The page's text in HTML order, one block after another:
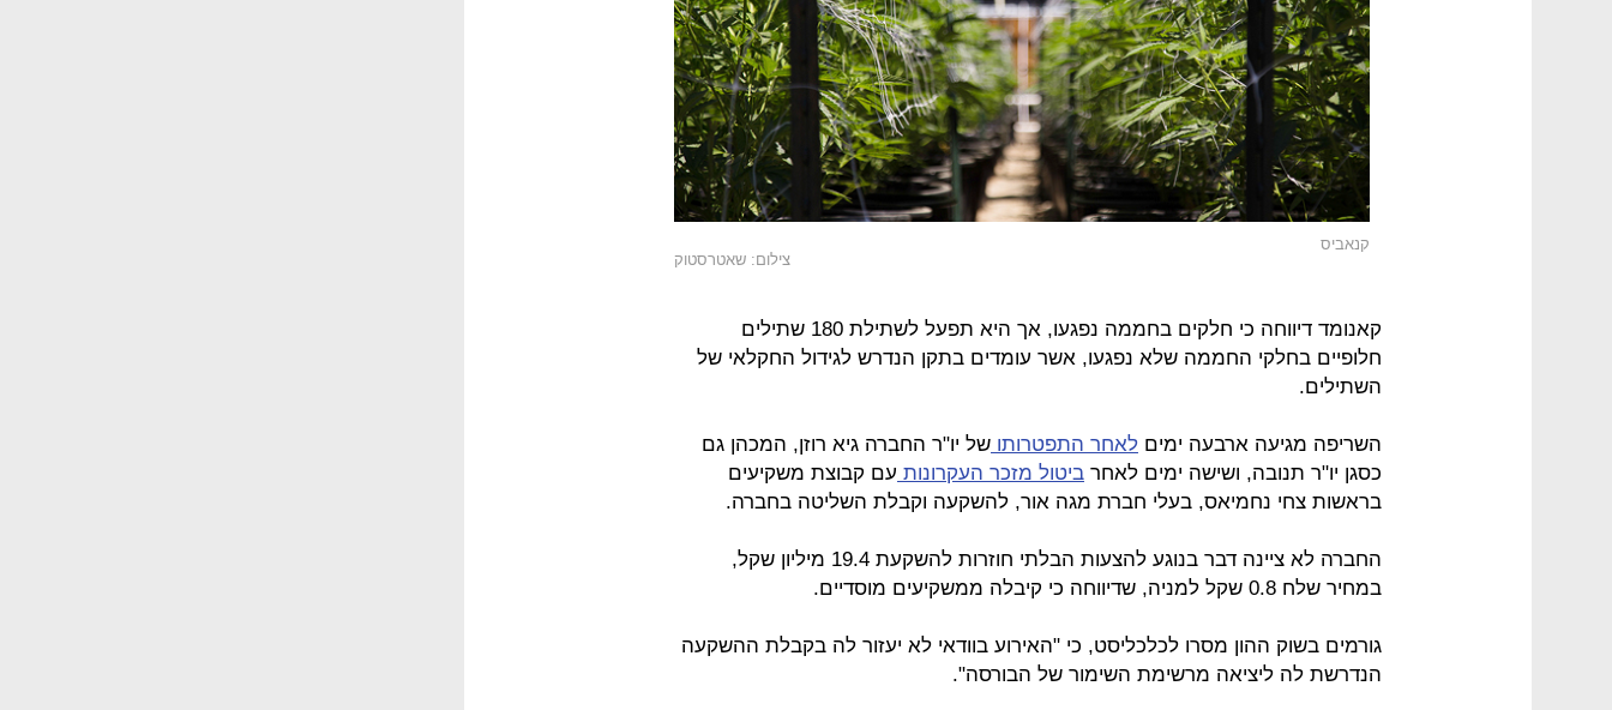
קנאביס
צילום: שאטרסטוק
קאנומד דיווחה כי חלקים בחממה נפגעו, אך היא תפעל לשתילת 180 שתילים
חלופיים בחלקי החממה שלא נפגעו, אשר עומדים בתקן הנדרש לגידול החקלאי של
השתילים.
השריפה מגיעה ארבעה ימים לאחר התפטרותו של יו"ר החברה גיא רוזן, המכהן גם
כסגן יו"ר תנובה, ושישה ימים לאחר ביטול מזכר העקרונות עם קבוצת משקיעים
בראשות צחי נחמיאס, בעלי חברת מגה אור, להשקעה וקבלת השליטה בחברה.
החברה לא ציינה דבר בנוגע להצעות הבלתי חוזרות להשקעת 19.4 מיליון שקל,
במחיר שלח 0.8 שקל למניה, שדיווחה כי קיבלה ממשקיעים מוסדיים.
גורמים בשוק ההון מסרו לכלכליסט, כי "האירוע בוודאי לא יעזור לה בקבלת ההשקעה
הנדרשת לה ליציאה מרשימת השימור של הבורסה".